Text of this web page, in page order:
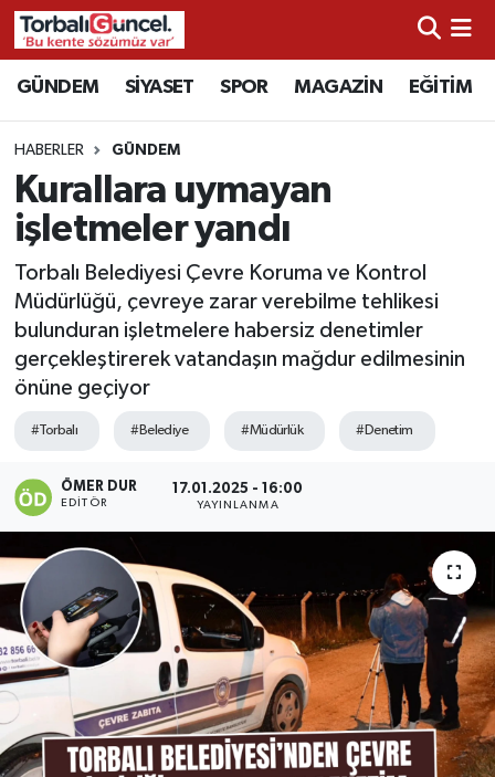
GÜNDEM SİYASET SPOR MAGAZİN EĞİTİM
HABERLER GÜNDEM
Kurallara uymayan
işletmeler yandı
Torbalı Belediyesi Çevre Koruma ve Kontrol
Müdürlüğü, çevreye zarar verebilme tehlikesi
bulunduran işletmelere habersiz denetimler
gerçekleştirerek vatandaşın mağdur edilmesinin
önüne geçiyor
#Torbalı #Belediye #Müdürlük #Denetim
ÖMER DUR
EDITÖR
17.01.2025 - 16:00
YAYINLANMA
İzmir Nöbetçi Eczaneler
İzmir Hava Durumu
İzmir Namaz Vakitleri
İzmir Trafik Yoğunluk Haritası
Süper Lig Puan Durumu ve Fikstür
Tüm Manşetler
Son Dakika Haberleri
Haber Arşivi